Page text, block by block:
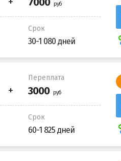
Срок
30-1 080 дней
Переплата
Срок
60-1 825 дней